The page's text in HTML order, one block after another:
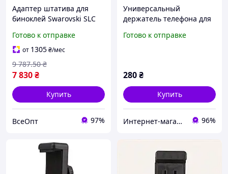
Адаптер штатива для
биноклей Swarovski SLC
всех моделей SLC
Готово к отправке
от 1305₴/мес
7 830₴
9 787.50 ₴
Купить
ВсеОпт 97%
Универсальный
держатель телефона для
Крепление Штативная
Готово к отправке
280₴
Купить
Интернет-магазин наручных часов Time-Step 96%